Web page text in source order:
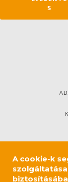
S
A cookie-k